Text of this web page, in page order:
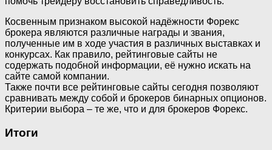
Косвенным признаком высокой надёжности Форекс
брокера являются различные награды и звания,
полученные им в ходе участия в различных выставках и
конкурсах. Как правило, рейтинговые сайты не
содержать подобной информации, её нужно искать на
сайте самой компании.
Также почти все рейтинговые сайты сегодня позволяют
сравнивать между собой и брокеров бинарных опционов.
Критерии выбора – те же, что и для брокеров Форекс.
Итоги